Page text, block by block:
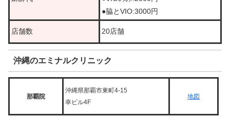
●脇とVIO:3000円
店舗数 20店舗
沖縄のエミナルクリニック
那覇院
沖縄県那覇市東町4-15
幸ビル4F
地図